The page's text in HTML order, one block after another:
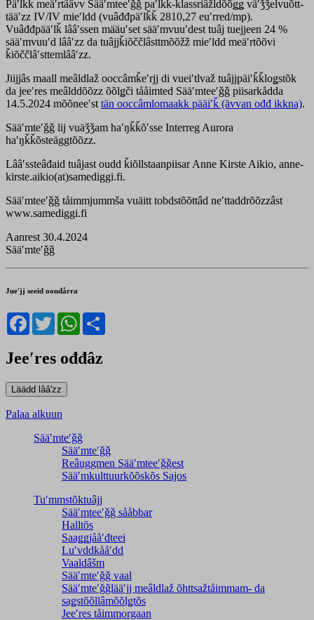
Päʹlǩǩ meäʹrtââvv Sääʹmteeʹǧǧ paʹlǩǩ-klassriâžldõõǥǥ väʹǯǯelvuõtt-
tääʹzz IV/IV mieʹldd (vuâđđpäʹlǩǩ 2810,27 euʹrred/mp).
Vuâđđpääʹlǩ lââʹssen määuʹset sääʹmvuuʹdest tuâj tuejjeen 24 %
sääʹmvuuʹd lââʹzz da tuâjjǩiõččlâsttmõõžž mieʹldd meäʹrtõõvi
ǩiõččlâʹsttemlââʹzz.
Jiijjâs maall meâldlaž ooccâmǩeʹrjj di vueiʹtlvaž tuâjjpäiʹǩǩloǥstõk
da jeeʹres meâlddõõzz õõlǥči tååimted Sääʹmteeʹǧǧ piisarkådda
14.5.2024 mõõneeʹst tän ooccâmlomaakk pääiʹǩ (ävvan ođđ ikkna).
Sääʹmteʹǧǧ lij vuäǯǯam haʹŋǩǩõʹsse Interreg Aurora
haʹŋǩǩõsteäggtõõzz.
Lââʹssteâđaid tuâjast oudd ǩiõllstaanpiisar Anne Kirste Aikio, anne-
kirste.aikio(at)samediggi.fi.
Sääʹmteeʹǧǧ tåimmjummša vuäitt tobdstõõttâd neʹttaddrõõzzâst
www.samediggi.fi
Aanrest 30.4.2024
Sääʹmteʹǧǧ
Jueʹjj seeid ooudårra
Facebook
TwitterWhatsApp
Jeeʹres ođđâz
Palaa alkuun
Sääʹmteʹǧǧ
Sääʹmteʹǧǧ
Reâuggmen Sääʹmteeʹǧǧest
Sääʹmkulttuurkõõskõs Sajos
Tuʹmmstõktuâjj
Sääʹmteeʹǧǧ sååbbar
Halltõs
Saaǥǥjååʹđteei
Luʹvddkååʹdd
Vaaldâšm
Sääʹmteʹǧǧ vaal
Sääʹmteʹǧǧlääʹjj meâldlaž õhttsažtåimmam- da
saǥstõõllâmõõlǥtõs
Jeeʹres tåimmorgaan